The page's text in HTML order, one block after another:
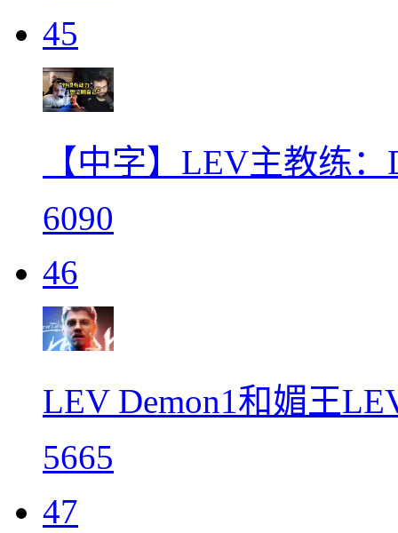
45
【中字】LEV主教练
6090
46
LEV Demon1和媚王
5665
47